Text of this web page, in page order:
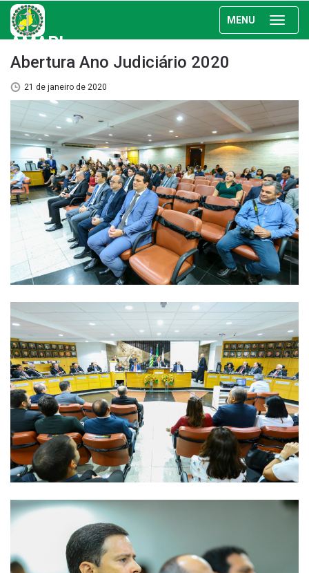
MENU
AMAPI
Abertura Ano Judiciário 2020
21 de janeiro de 2020